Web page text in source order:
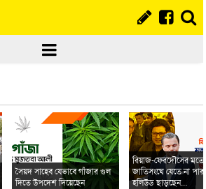
সৈয়দ সাহেব যেভাবে গাঁজার গুল
দিতে উপদেশ দিয়েছেন
রিয়াজ-ফেরদৌসের মতো
জাতিসংঘে যেতে না
হলিউড ছাড়ছেন...